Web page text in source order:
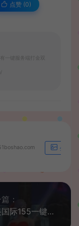
点赞 (0)
一键服务端打金双
生成海
：
完美国际155一键端送GM电脑大型网游单机版PC电脑单机游戏下载